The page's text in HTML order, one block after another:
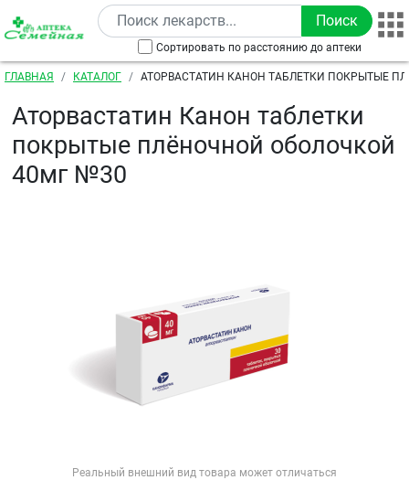
Перейти к основному содержанию
Сортировать по расстоянию до аптеки
Строка навигации
ГЛАВНАЯ КАТАЛОГ
АТОРВАСТАТИН КАНОН ТАБЛЕТКИ ПОКРЫТЫЕ
Аторвастатин Канон таблетки
покрытые плёночной оболочкой
40мг №30
Реальный внешний вид товара может отличаться